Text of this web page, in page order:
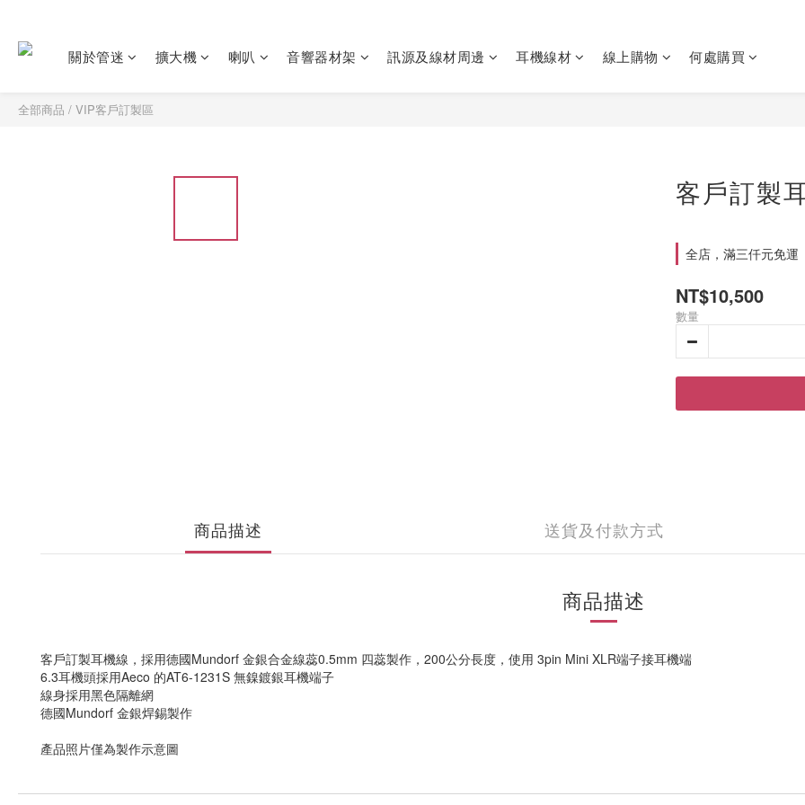
關於管迷 擴大機 喇叭 音響器材架 訊源及線材周邊 耳機線材 線上購物 何處購買
全部商品 / VIP客戶訂製區
客戶訂製
全店，滿三仟元免運
NT$10,500
數量
商品描述 送貨及付款方式
商品描述
客戶訂製耳機線，採用德國Mundorf 金銀合金線蕊0.5mm 四蕊製作，200公分長度，使用 3pin Mini XLR端子接耳機端
6.3耳機頭採用Aeco 的AT6-1231S 無鎳鍍銀耳機端子
線身採用黑色隔離網
德國Mundorf 金銀焊錫製作
產品照片僅為製作示意圖